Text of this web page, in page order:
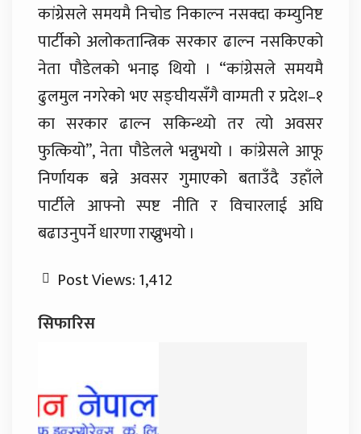
कांग्रेसले समयमै निचोड निकाल्न नसक्दा कम्युनिष्ट
पार्टीको अलोकतान्त्रिक सरकार ढाल्न नसकिएको
नेता पौडेलको भनाइ थियो । “कांग्रेसले समयमै
ढुलमुल नगरेको भए सङ्घीयसँगै वाग्मती र प्रदेश–१
का सरकार ढाल्न सकिन्थ्यो तर त्यो अवसर
फुत्कियो”, नेता पौडेलले भन्नुभयो । कांग्रेसले आफू
निर्णायक बन्ने अवसर गुमाएको बताउँदै उहाँले
पार्टीले आफ्नो स्पष्ट नीति र विचारलाई अघि
बढाउनुपर्ने धारणा राख्नुभयो ।
Post Views:1,412
सिफारिस